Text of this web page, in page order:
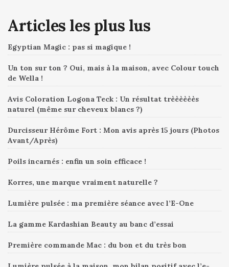
Articles les plus lus
Egyptian Magic : pas si magique !
Un ton sur ton ? Oui, mais à la maison, avec Colour touch
de Wella !
Avis Coloration Logona Teck : Un résultat trèèèèèès
naturel (même sur cheveux blancs ?)
Durcisseur Hérôme Fort : Mon avis après 15 jours (Photos
Avant/Après)
Poils incarnés : enfin un soin efficace !
Korres, une marque vraiment naturelle ?
Lumière pulsée : ma première séance avec l’E-One
La gamme Kardashian Beauty au banc d’essai
Première commande Mac : du bon et du très bon